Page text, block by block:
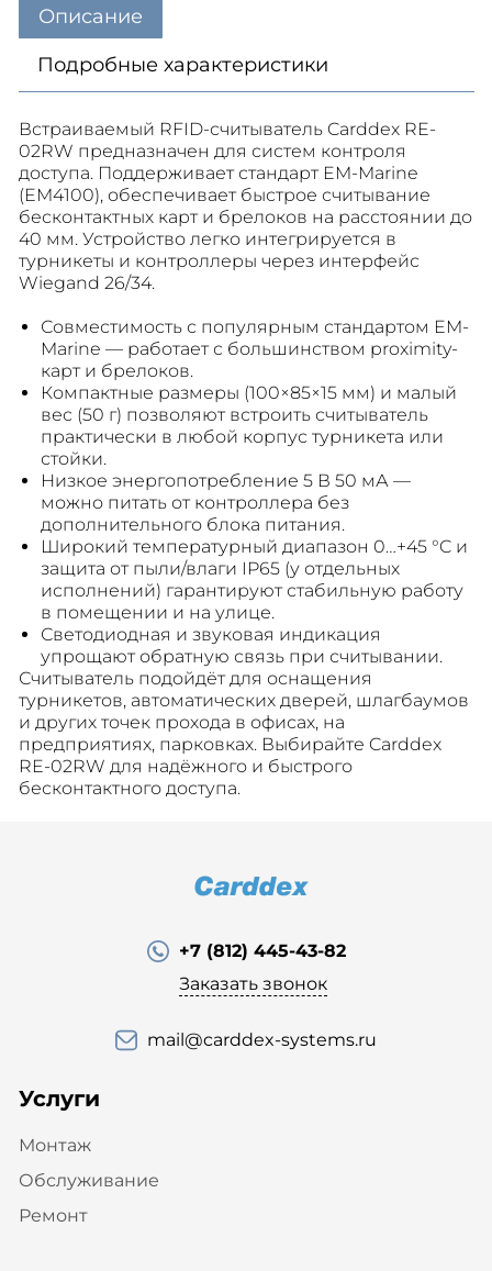
Описание
Подробные характеристики
Встраиваемый RFID-считыватель Carddex RE-
02RW предназначен для систем контроля
доступа. Поддерживает стандарт EM-Marine
(EM4100), обеспечивает быстрое считывание
бесконтактных карт и брелоков на расстоянии до
40 мм. Устройство легко интегрируется в
турникеты и контроллеры через интерфейс
Wiegand 26/34.
Совместимость с популярным стандартом EM-
Marine — работает с большинством proximity-
карт и брелоков.
Компактные размеры (100×85×15 мм) и малый
вес (50 г) позволяют встроить считыватель
практически в любой корпус турникета или
стойки.
Низкое энергопотребление 5 В 50 мА —
можно питать от контроллера без
дополнительного блока питания.
Широкий температурный диапазон 0…+45 °C и
защита от пыли/влаги IP65 (у отдельных
исполнений) гарантируют стабильную работу
в помещении и на улице.
Светодиодная и звуковая индикация
упрощают обратную связь при считывании.
Считыватель подойдёт для оснащения
турникетов, автоматических дверей, шлагбаумов
и других точек прохода в офисах, на
предприятиях, парковках. Выбирайте Carddex
RE-02RW для надёжного и быстрого
бесконтактного доступа.
+7 (812) 445-43-82
Заказать звонок
mail@carddex-systems.ru
Услуги
Монтаж
Обслуживание
Ремонт